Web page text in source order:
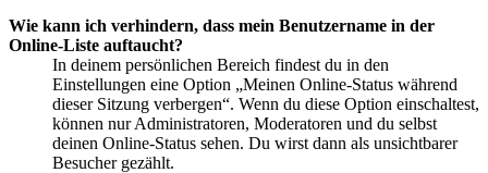
Wie kann ich verhindern, dass mein Benutzername in der
Online-Liste auftaucht?
In deinem persönlichen Bereich findest du in den
Einstellungen eine Option „Meinen Online-Status während
dieser Sitzung verbergen“. Wenn du diese Option einschaltest,
können nur Administratoren, Moderatoren und du selbst
deinen Online-Status sehen. Du wirst dann als unsichtbarer
Besucher gezählt.